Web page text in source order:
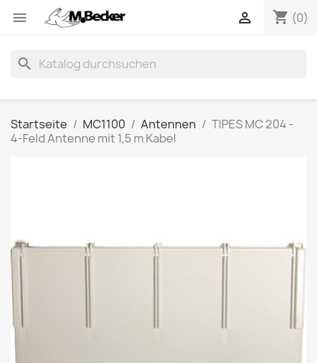
 shopping_cart (0)

search
Startseite MC1100 Antennen
TIPES MC 204 -
4-Feld Antenne mit 1,5 m Kabel